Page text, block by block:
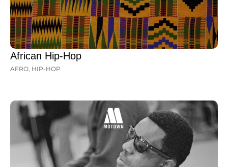
African Hip-Hop
AFRO, HIP-HOP